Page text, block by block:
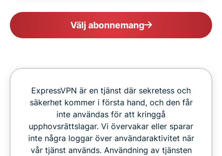
Välj abonnemang
ExpressVPN är en tjänst där sekretess och
säkerhet kommer i första hand, och den får
inte användas för att kringgå
upphovsrättslagar. Vi övervakar eller sparar
inte några loggar över användaraktivitet när
vår tjänst används. Användning av tjänsten